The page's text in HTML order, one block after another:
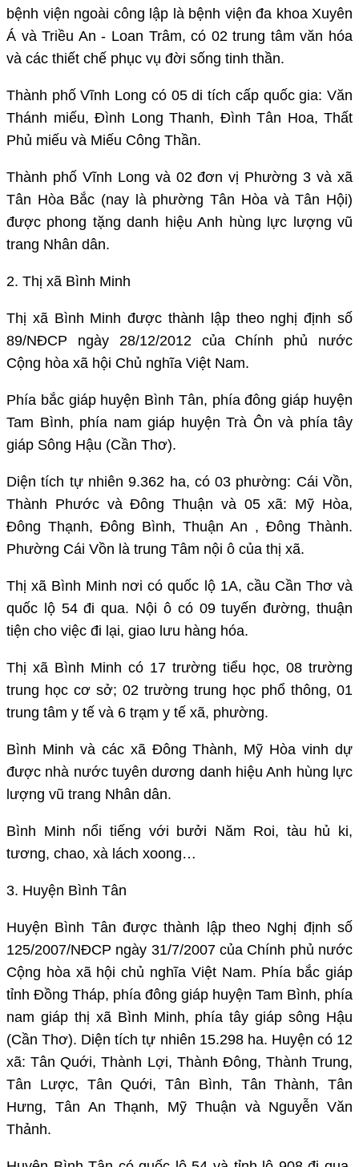
bệnh viện ngoài công lập là bệnh viện đa khoa Xuyên
Á và Triều An - Loan Trâm, có 02 trung tâm văn hóa
và các thiết chế phục vụ đời sống tinh thần.
Thành phố Vĩnh Long có 05 di tích cấp quốc gia: Văn
Thánh miếu, Đình Long Thanh, Đình Tân Hoa, Thất
Phủ miếu và Miếu Công Thần.
Thành phố Vĩnh Long và 02 đơn vị Phường 3 và xã
Tân Hòa Bắc (nay là phường Tân Hòa và Tân Hội)
được phong tặng danh hiệu Anh hùng lực lượng vũ
trang Nhân dân.
2. Thị xã Bình Minh
Thị xã Bình Minh được thành lập theo nghị định số
89/NĐCP ngày 28/12/2012 của Chính phủ nước
Cộng hòa xã hội Chủ nghĩa Việt Nam.
Phía bắc giáp huyện Bình Tân, phía đông giáp huyện
Tam Bình, phía nam giáp huyện Trà Ôn và phía tây
giáp Sông Hậu (Cần Thơ).
Diện tích tự nhiên 9.362 ha, có 03 phường: Cái Vồn,
Thành Phước và Đông Thuận và 05 xã: Mỹ Hòa,
Đông Thạnh, Đông Bình, Thuận An , Đông Thành.
Phường Cái Vồn là trung Tâm nội ô của thị xã.
Thị xã Bình Minh nơi có quốc lộ 1A, cầu Cần Thơ và
quốc lộ 54 đi qua. Nội ô có 09 tuyến đường, thuận
tiện cho việc đi lại, giao lưu hàng hóa.
Thị xã Bình Minh có 17 trường tiểu học, 08 trường
trung học cơ sở; 02 trường trung học phổ thông, 01
trung tâm y tế và 6 trạm y tế xã, phường.
Bình Minh và các xã Đông Thành, Mỹ Hòa vinh dự
được nhà nước tuyên dương danh hiệu Anh hùng lực
lượng vũ trang Nhân dân.
Bình Minh nổi tiếng với bưởi Năm Roi, tàu hủ ki,
tương, chao, xà lách xoong…
3. Huyện Bình Tân
Huyện Bình Tân được thành lập theo Nghị định số
125/2007/NĐCP ngày 31/7/2007 của Chính phủ nước
Cộng hòa xã hội chủ nghĩa Việt Nam. Phía bắc giáp
tỉnh Đồng Tháp, phía đông giáp huyện Tam Bình, phía
nam giáp thị xã Bình Minh, phía tây giáp sông Hậu
(Cần Thơ). Diện tích tự nhiên 15.298 ha. Huyện có 12
xã: Tân Quới, Thành Lợi, Thành Đông, Thành Trung,
Tân Lược, Tân Quới, Tân Bình, Tân Thành, Tân
Hưng, Tân An Thạnh, Mỹ Thuận và Nguyễn Văn
Thảnh.